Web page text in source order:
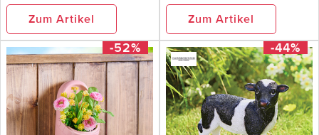
Zum Artikel Zum Artikel
-52% -44%